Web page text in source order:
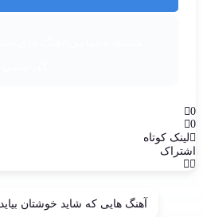
0
0
لینک کوتاه
اشتراک
آهنگ هایی که شاید خوشتان بیاید